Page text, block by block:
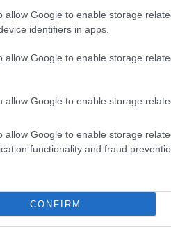
allow Google to enable storage
identifiers in apps.
allow Google to enable storage
allow Google to enable storage
allow Google to enable storage
functionality and fraud
CONFIRM
La V edizione
2019 - 08:00Eleim 28
al Brunello di Montalcino e alla
con EnoClub…